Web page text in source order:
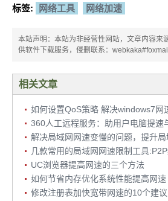
标签: 网络工具 网络加速
本站声明：本站为非经营性网站，文章内容来
供软件下载服务，侵删联系：
相关文章
如何设置QoS策略 解决windows7网
360人工远程服务：助用户电脑提速
解决局域网网速变慢的问题，提升
UC浏览器提高网速的三个方法
如何节省内存优化系统性能提高网速
修改注册表加快宽带网速的10个建议